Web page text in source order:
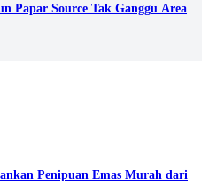
Papar Source Tak Ganggu Area
Penipuan Emas Murah dari